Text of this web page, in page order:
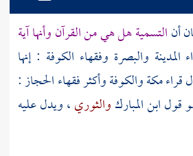
أنالتسمية هل هي من القرآن وأنها آية
المدينة والبصرة وفقهاء الكوفة : إنها
قراءمكةوالكوفةوأكثر فقهاءالحجاز:
قولابن المباركوالثوري، ويدل عليه